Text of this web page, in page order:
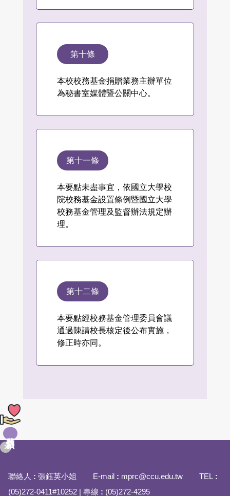
第十條
本校校務基金捐贈業務主辦單位
為秘書室媒體暨公關中心。
第十一條
本要點未盡事宜，依國立大學校
院校務基金設置條例暨國立大學
校務基金管理及監督辦法規定辦
理。
第十二條
本要點經校務基金管理委員會議
通過陳請校長核定後公布實施，
修正時亦同。
聯絡人 : 張鈺英小姐 E-mail : mprc@ccu.edu.tw TEL :
(05)272-0411#10252 | 專線 : (05)272-4295